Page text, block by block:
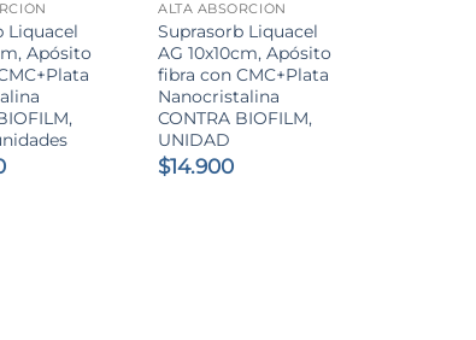
Liquacel
Apósito
ALTA ABSORCIÓN
Suprasorb Liquacel
AG 10x10cm, Apósito
fibra con CMC+Plata
Nanocristalina
CONTRA BIOFILM,
UNIDAD
$14.900